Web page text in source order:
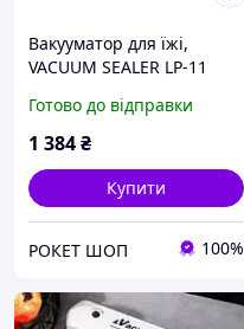
Вакууматор для їжі,
VACUUM SEALER LP-11
пакувальники германію,
Вакууматор
Готово до відправки
1 384₴
Купити
РОКЕТ ШОП 100%